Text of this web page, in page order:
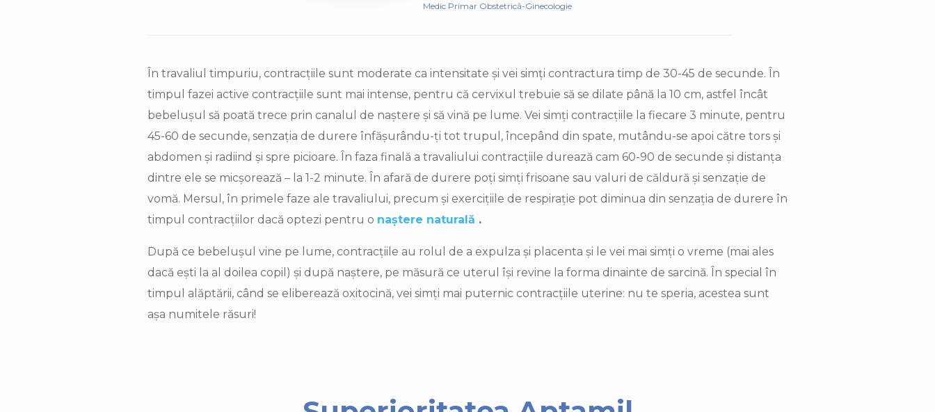
Medic Primar Obstetrică-Ginecologie
În travaliul timpuriu, contracțiile sunt moderate ca intensitate și vei simți contractura timp de 30-45 de secunde. În
timpul fazei active contracțiile sunt mai intense, pentru că cervixul trebuie să se dilate până la 10 cm, astfel încât
bebelușul să poată trece prin canalul de naștere și să vină pe lume. Vei simți contracțiile la fiecare 3 minute, pentru
45-60 de secunde, senzația de durere înfășurându-ți tot trupul, începând din spate, mutându-se apoi către tors și
abdomen și radiind și spre picioare. În faza finală a travaliului contracțiile durează cam 60-90 de secunde și distanța
dintre ele se micșorează – la 1-2 minute. În afară de durere poți simți frisoane sau valuri de căldură și senzație de
vomă. Mersul, în primele faze ale travaliului, precum și exercițiile de respirație pot diminua din senzația de durere în
timpul contracțiilor dacă optezi pentru o naștere naturală .
După ce bebelușul vine pe lume, contracțiile au rolul de a expulza și placenta și le vei mai simți o vreme (mai ales
dacă ești la al doilea copil) și după naștere, pe măsură ce uterul își revine la forma dinainte de sarcină. În special în
timpul alăptării, când se eliberează oxitocină, vei simți mai puternic contracțiile uterine: nu te speria, acestea sunt
așa numitele răsuri!